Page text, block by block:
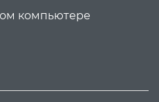
компьютере